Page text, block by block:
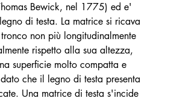
Bewick, nel 1775) ed e'
di testa. La matrice si ricava
non più longitudinalmente
rispetto alla sua altezza,
superficie molto compatta e
che il legno di testa presenta
Una matrice di testa s'incide